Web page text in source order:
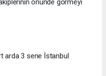
arda 3 sene İstanbul